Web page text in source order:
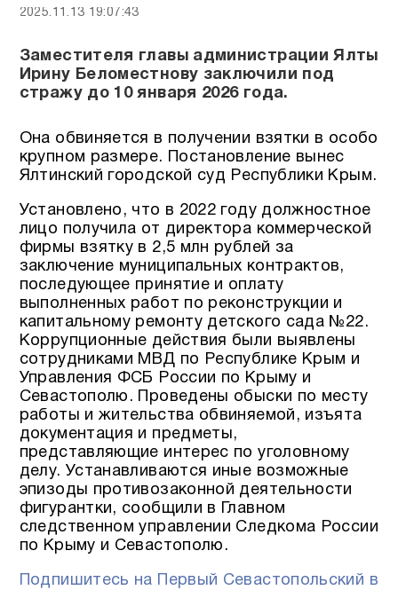
2025.11.13 19:07:43
Заместителя главы администрации Ялты
Ирину Беломестнову заключили под
стражу до 10 января 2026 года.
Она обвиняется в получении взятки в особо
крупном размере. Постановление вынес
Ялтинский городской суд Республики Крым.
Установлено, что в 2022 году должностное
лицо получила от директора коммерческой
фирмы взятку в 2,5 млн рублей за
заключение муниципальных контрактов,
последующее принятие и оплату
выполненных работ по реконструкции и
капитальному ремонту детского сада №22.
Коррупционные действия были выявлены
сотрудниками МВД по Республике Крым и
Управления ФСБ России по Крыму и
Севастополю. Проведены обыски по месту
работы и жительства обвиняемой, изъята
документация и предметы,
представляющие интерес по уголовному
делу. Устанавливаются иные возможные
эпизоды противозаконной деятельности
фигурантки, сообщили в Главном
следственном управлении Следкома России
по Крыму и Севастополю.
Подпишитесь на Первый Севастопольский в